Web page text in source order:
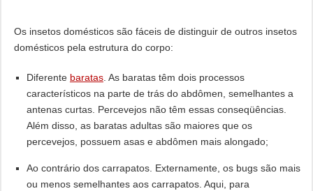
Os insetos domésticos são fáceis de distinguir de outros insetos
domésticos pela estrutura do corpo:
Diferente baratas. As baratas têm dois processos
característicos na parte de trás do abdômen, semelhantes a
antenas curtas. Percevejos não têm essas conseqüências.
Além disso, as baratas adultas são maiores que os
percevejos, possuem asas e abdômen mais alongado;
Ao contrário dos carrapatos. Externamente, os bugs são mais
ou menos semelhantes aos carrapatos. Aqui, para